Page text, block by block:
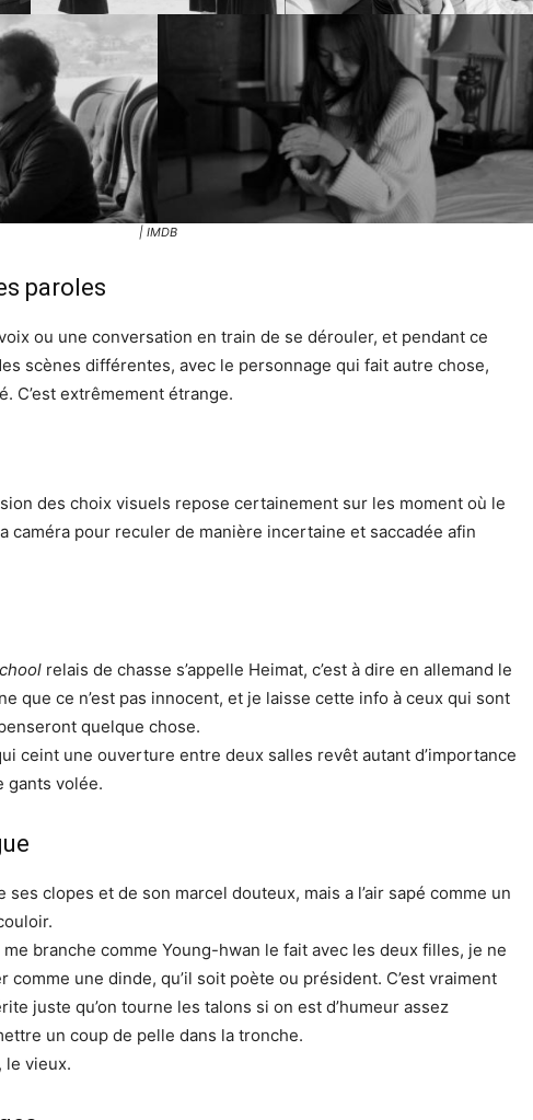
| IMDB
paroles
ou une conversation en train de se dérouler, et pendant ce
scènes différentes, avec le personnage qui fait autre chose,
C’est extrêmement étrange.
des choix visuels repose certainement sur les moment où le
caméra pour reculer de manière incertaine et saccadée afin
relais de chasse s’appelle Heimat, c’est à dire en allemand le
que ce n’est pas innocent, et je laisse cette info à ceux qui sont
quelque chose.
ceint une ouverture entre deux salles revêt autant d’importance
gants volée.
ses clopes et de son marcel douteux, mais a l’air sapé comme un
branche comme Young-hwan le fait avec les deux filles, je ne
comme une dinde, qu’il soit poète ou président. C’est vraiment
juste qu’on tourne les talons si on est d’humeur assez
un coup de pelle dans la tronche.
le vieux.